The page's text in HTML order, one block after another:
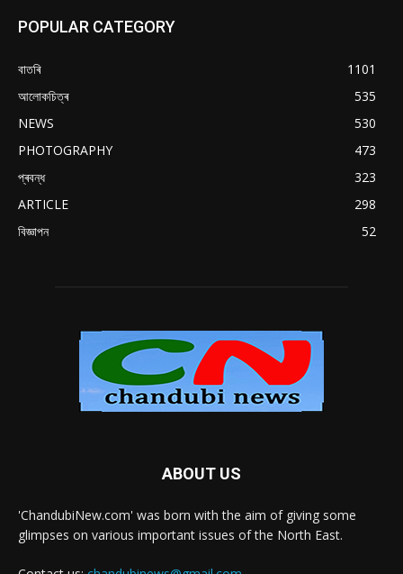
POPULAR CATEGORY
বাতৰি
1101
আলোকচিত্ৰ
535
NEWS
530
PHOTOGRAPHY
473
প্ৰবন্ধ
323
ARTICLE
298
বিজ্ঞাপন
52
ABOUT US
'ChandubiNew.com' was born with the aim of giving some
glimpses on various important issues of the North East.